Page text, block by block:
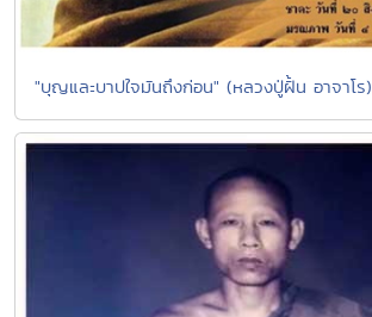
"บุญและบาปใจมันถึงก่อน" (หลวงปู่ฝั้น อาจาโร)